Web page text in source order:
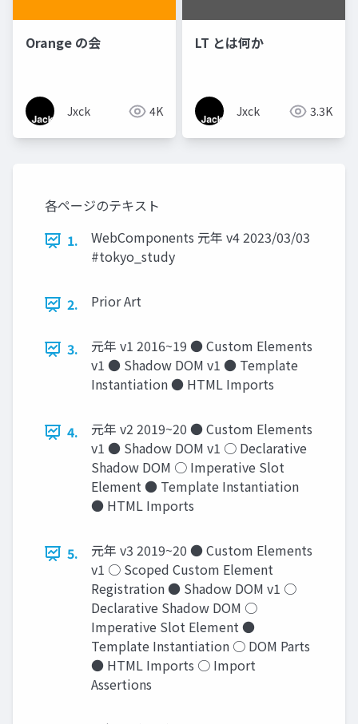
Orange の会
Jxck 4K
LT とは何か
Jxck 3.3K
各ページのテキスト
1.
WebComponents 元年 v4 2023/03/03
#tokyo_study
2. Prior Art
3.
元年 v1 2016~19 ● Custom Elements
v1 ● Shadow DOM v1 ● Template
Instantiation ● HTML Imports
4.
元年 v2 2019~20 ● Custom Elements
v1 ● Shadow DOM v1 ○ Declarative
Shadow DOM ○ Imperative Slot
Element ● Template Instantiation
● HTML Imports
5.
元年 v3 2019~20 ● Custom Elements
v1 ○ Scoped Custom Element
Registration ● Shadow DOM v1 ○
Declarative Shadow DOM ○
Imperative Slot Element ●
Template Instantiation ○ DOM Parts
● HTML Imports ○ Import
Assertions